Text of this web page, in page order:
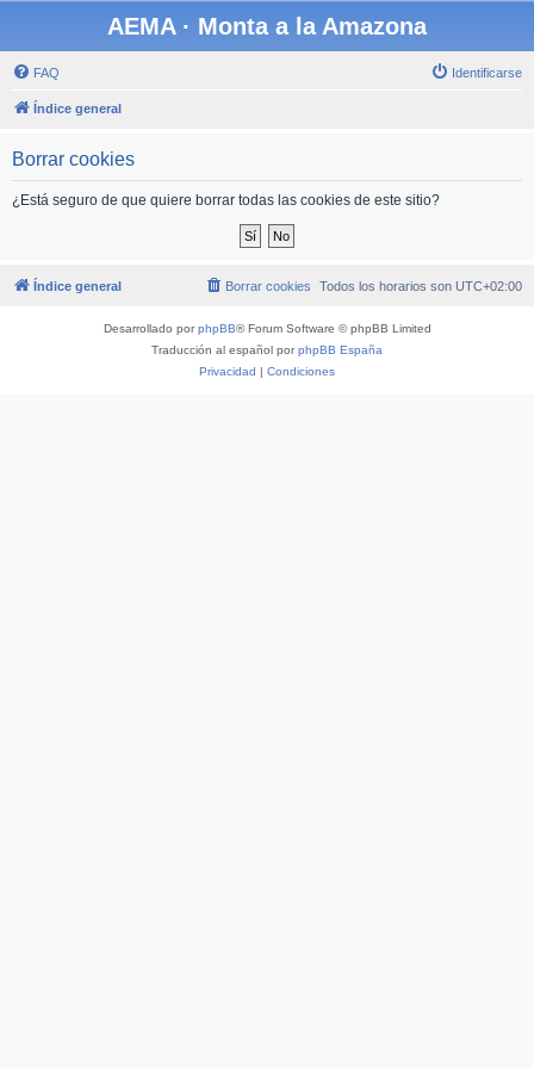
AEMA · Monta a la Amazona
FAQ Identificarse
Índice general
Borrar cookies
¿Está seguro de que quiere borrar todas las cookies de este sitio?
Índice general Todos los horarios son UTC+02:00
Borrar cookies
Desarrollado porphpBB® Forum Software © phpBB Limited
Traducción al español porphpBB España
Privacidad | Condiciones